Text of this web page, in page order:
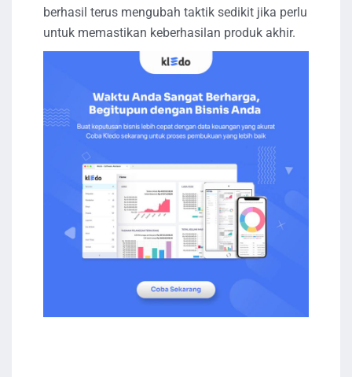
berhasil terus mengubah taktik sedikit jika perlu
untuk memastikan keberhasilan produk akhir.